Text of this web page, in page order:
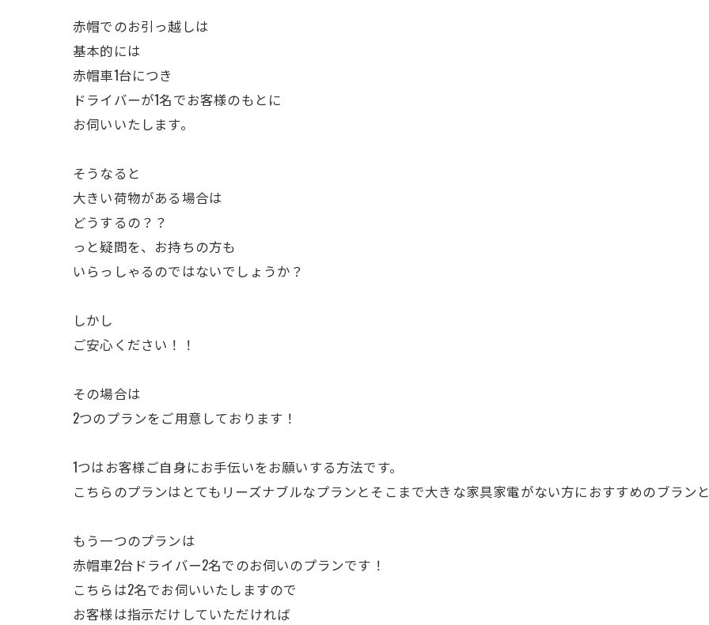
赤帽でのお引っ越しは
基本的には
赤帽車1台につき
ドライバーが1名でお客様のもとに
お伺いいたします。
そうなると
大きい荷物がある場合は
どうするの？？
っと疑問を、お持ちの方も
いらっしゃるのではないでしょうか？
しかし
ご安心ください！！
その場合は
2つのプランをご用意しております！
1つはお客様ご自身にお手伝いをお願いする方法です。
こちらのプランはとてもリーズナブルなプランとそこまで大きな家具家電がない方におすすめのブランと
もう一つのプランは
赤帽車2台ドライバー2名でのお伺いのプランです！
こちらは2名でお伺いいたしますので
お客様は指示だけしていただければ